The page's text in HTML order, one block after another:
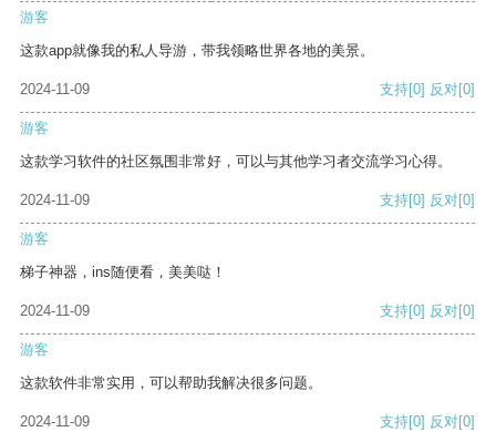
游客
这款app就像我的私人导游，带我领略世界各地的美景。
2024-11-09 支持[0] 反对[0]
游客
这款学习软件的社区氛围非常好，可以与其他学习者交流学习心得。
2024-11-09 支持[0] 反对[0]
游客
梯子神器，ins随便看，美美哒！
2024-11-09 支持[0] 反对[0]
游客
这款软件非常实用，可以帮助我解决很多问题。
2024-11-09 支持[0] 反对[0]